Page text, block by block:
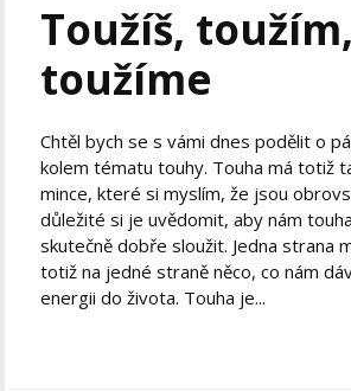
Toužíš, toužím,
toužíme
Chtěl bych se s vámi dnes podělit o
kolem tématu touhy. Touha má totiž
mince, které si myslím, že jsou
důležité si je uvědomit, aby nám
skutečně dobře sloužit. Jedna strana
totiž na jedné straně něco, co nám
energii do života. Touha je...